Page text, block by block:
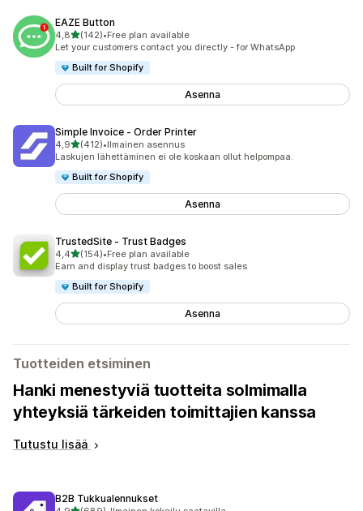
EAZE Button
4,8/ 5 tähteä
(142)
142 arvostelua yhteensä
•Free plan available
Let your customers contact you directly - for WhatsApp
Built for Shopify
Asenna
Simple Invoice ‑ Order Printer
4,9/ 5 tähteä
(412)
412 arvostelua yhteensä
•Ilmainen asennus
Laskujen lähettäminen ei ole koskaan ollut helpompaa.
Built for Shopify
Asenna
TrustedSite ‑ Trust Badges
4,4/ 5 tähteä
(154)
154 arvostelua yhteensä
•Free plan available
Earn and display trust badges to boost sales
Built for Shopify
Asenna
Tuotteiden etsiminen
Hanki menestyviä tuotteita solmimalla
yhteyksiä tärkeiden toimittajien kanssa
Tutustu lisää
B2B Tukkualennukset